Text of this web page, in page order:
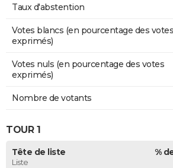
Taux d'abstention
Votes blancs (en pourcentage des votes
exprimés)
Votes nuls (en pourcentage des votes
exprimés)
Nombre de votants
TOUR 1
Tête de liste
Liste
%